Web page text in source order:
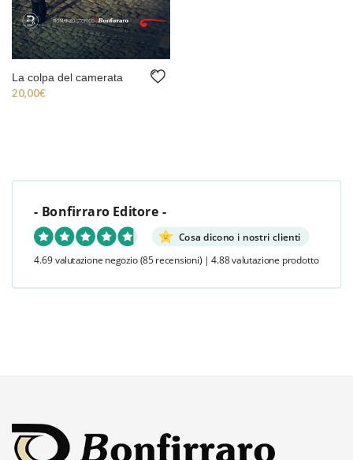
La colpa del camerata
20,00€
- Bonfirraro Editore -
Cosa dicono i nostri clienti
4.69 valutazione negozio (85 recensioni) | 4.88 valutazione prodotto